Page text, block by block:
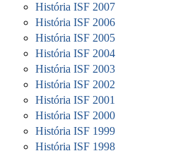
História ISF 2007
História ISF 2006
História ISF 2005
História ISF 2004
História ISF 2003
História ISF 2002
História ISF 2001
História ISF 2000
História ISF 1999
História ISF 1998